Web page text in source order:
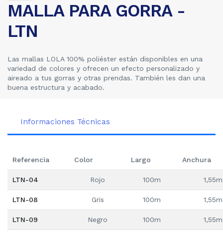
MALLA PARA GORRA -
LTN
Las mallas LOLA 100% poliéster están disponibles en una
variedad de colores y ofrecen un efecto personalizado y
aireado a tus gorras y otras prendas. También les dan una
buena estructura y acabado.
Informaciones Técnicas
Referencia Color Largo Anchura
LTN-04 Rojo 100m 1,55m
LTN-08 Gris 100m 1,55m
LTN-09 Negro 100m 1,55m